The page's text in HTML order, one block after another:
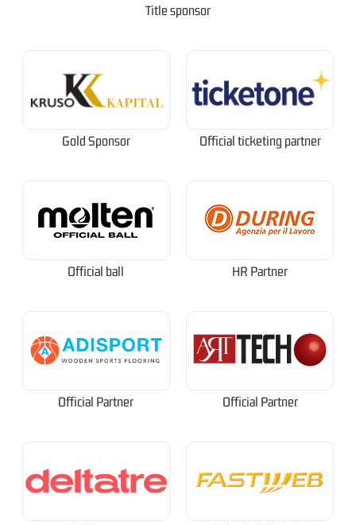
Title sponsor
Gold Sponsor Official ticketing partner
Official ball HR Partner
Official Partner Official Partner